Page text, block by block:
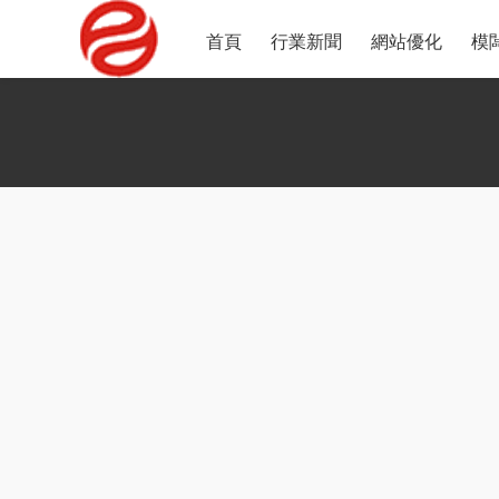
首頁 行業新聞 網站優化 模